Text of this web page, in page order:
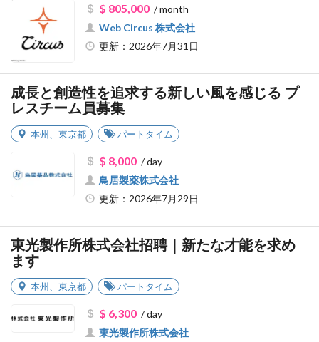
$ 805,000/ month
Web Circus 株式会社
更新：2026年7月31日
成長と創造性を追求する新しい風を感じる プ
レスチーム員募集
本州 東京都 パートタイム
$ 8,000/ day
鳥居製薬株式会社
更新：2026年7月29日
東光製作所株式会社招聘｜新たな才能を求め
ます
本州 東京都 パートタイム
$ 6,300/ day
東光製作所株式会社